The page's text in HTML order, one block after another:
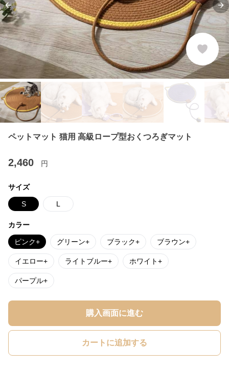
Previous slide
ペットマット 猫用 高級ロープ型おくつろぎマット
2,460 円
サイズ
S L
カラー
ピンク+ グリーン+ ブラック+ ブラウン+
イエロー+ ライトブルー+ ホワイト+
パープル+
購入画面に進む
カートに追加する